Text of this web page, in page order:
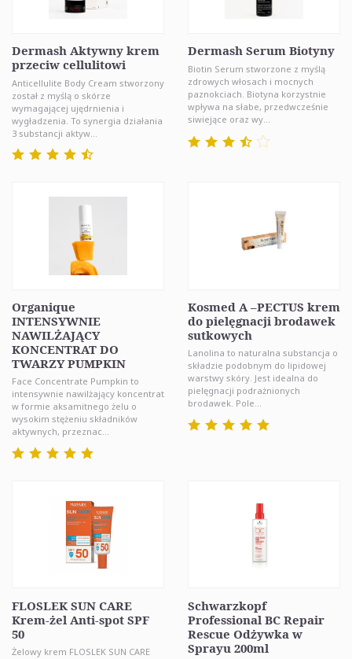
Dermash Aktywny krem
przeciw cellulitowi
Anticellulite Body Cream stworzony
został z myślą o skórze
wymagającej ujędrnienia i
wygładzenia. To synergia działania
3 substancji aktyw...
Dermash Serum Biotyny
Biotin Serum stworzone z myślą
zdrowych włosach i mocnych
paznokciach. Biotyna korzystnie
wpływa na słabe, przedwcześnie
siwiejące oraz wy...
Organique
INTENSYWNIE
NAWILŻAJĄCY
KONCENTRAT DO
TWARZY PUMPKIN
Face Concentrate Pumpkin to
intensywnie nawilżający koncentrat
w formie aksamitnego żelu o
wysokim stężeniu składników
aktywnych, przeznac...
Kosmed A –PECTUS krem
do pielęgnacji brodawek
sutkowych
Lanolina to naturalna substancja o
składzie podobnym do lipidowej
warstwy skóry. Jest idealna do
pielęgnacji podrażnionych
brodawek. Pole...
FLOSLEK SUN CARE
Krem-żel Anti-spot SPF
50
Żelowy krem FLOSLEK SUN CARE
Schwarzkopf
Professional BC Repair
Rescue Odżywka w
Sprayu 200ml